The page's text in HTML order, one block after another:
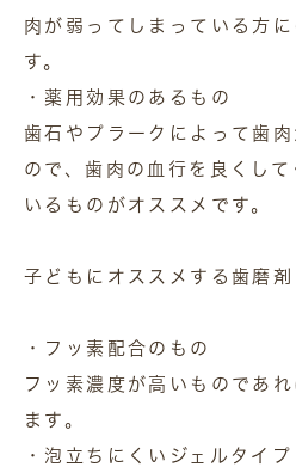
肉が弱ってしまっている方
す。
・薬用効果のあるもの
歯石やプラークによって歯
ので、歯肉の血行を良くし
いるものがオススメです。
子どもにオススメする歯磨剤
・フッ素配合のもの
フッ素濃度が高いものであ
ます。
・泡立ちにくいジェルタイプ